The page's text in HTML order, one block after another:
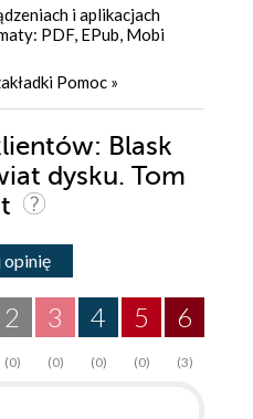
i aplikacjach
PDF, EPub, Mobi
Pomoc »
Blask
dysku. Tom
opinię
6
(3)
5
(0)
4
(0)
3
(0)
2
(0)